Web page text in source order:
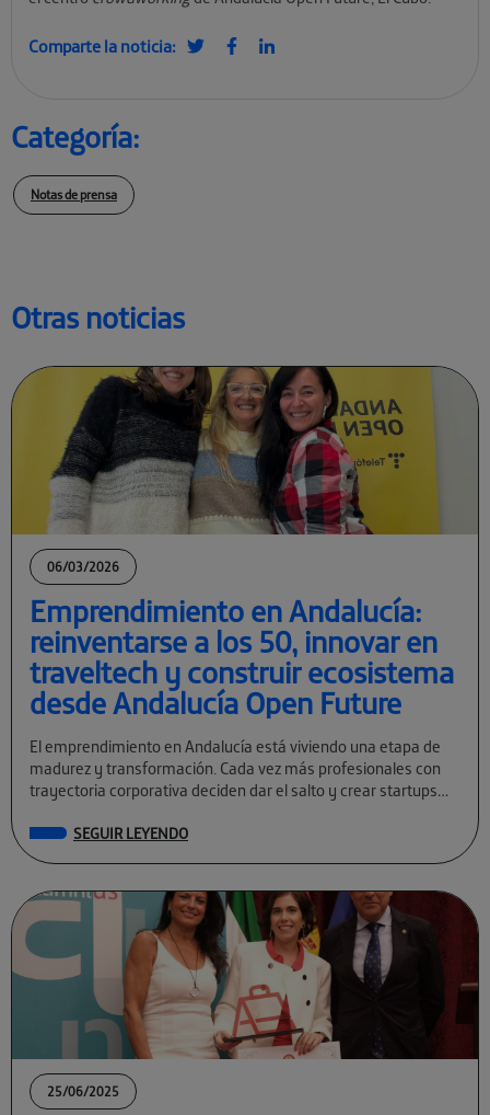
Otras noticias
06/03/2026
Emprendimiento en Andalucía:
reinventarse a los 50, innovar en
traveltech y construir ecosistema
desde Andalucía Open Future
El emprendimiento en Andalucía está viviendo una etapa de
madurez y transformación. Cada vez más profesionales con
trayectoria corporativa deciden dar el salto y crear startups
SEGUIR LEYENDO
25/06/2025
Comparte la noticia:
Categoría:
Notas de prensa